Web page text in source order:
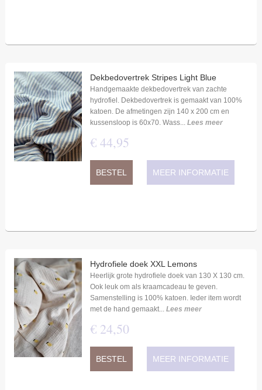
Dekbedovertrek Stripes Light Blue
Handgemaakte dekbedovertrek van zachte
hydrofiel. Dekbedovertrek is gemaakt van 100%
katoen. De afmetingen zijn 140 x 200 cm en
kussensloop is 60x70. Wass... Lees meer
€ 44,95
BESTEL MEER INFORMATIE
Hydrofiele doek XXL Lemons
Heerlijk grote hydrofiele doek van 130 X 130 cm.
Ook leuk om als kraamcadeau te geven.
Samenstelling is 100% katoen. Ieder item wordt
met de hand gemaakt... Lees meer
€ 24,50
BESTEL MEER INFORMATIE